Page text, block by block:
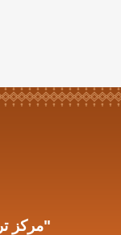
"مركز